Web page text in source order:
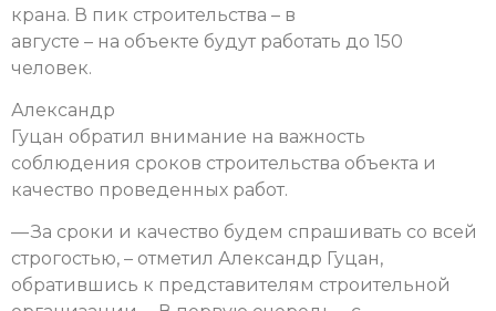
крана. В пик строительства – в
августе – на объекте будут работать до 150
человек.
Александр
Гуцан обратил внимание на важность
соблюдения сроков строительства объекта и
качество проведенных работ.
— За сроки и качество будем спрашивать со всей
строгостью, – отметил Александр Гуцан,
обратившись к представителям строительной